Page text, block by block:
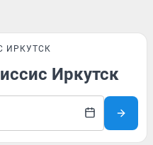
ИРКУТСК
Иркутск